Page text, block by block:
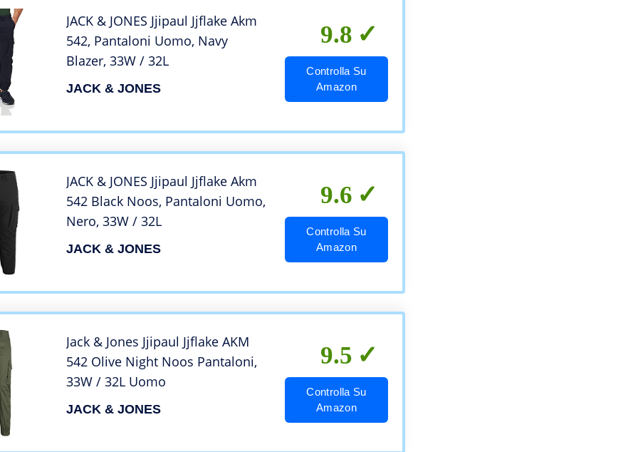
JACK & JONES Jjipaul Jjflake Akm
542, Pantaloni Uomo, Navy
Blazer, 33W / 32L
JACK & JONES
9.8
Controlla Su
Amazon
JACK & JONES Jjipaul Jjflake Akm
542 Black Noos, Pantaloni Uomo,
Nero, 33W / 32L
JACK & JONES
9.6
Controlla Su
Amazon
Jack & Jones Jjipaul Jjflake AKM
542 Olive Night Noos Pantaloni,
33W / 32L Uomo
JACK & JONES
9.5
Controlla Su
Amazon